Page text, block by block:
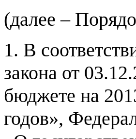
(далее–
1. В
закона от
бюджете на
годов»,